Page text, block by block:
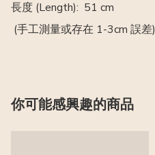
長度 (Length):  51 cm
(手工測量或存在 1-3cm 誤差)
你可能感興趣的商品